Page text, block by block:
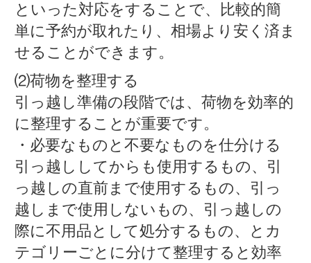
といった対応をすることで、比較的簡
単に予約が取れたり、相場より安く済ま
せることができます。
⑵荷物を整理する
引っ越し準備の段階では、荷物を効率的
に整理することが重要です。
・必要なものと不要なものを仕分ける
引っ越ししてからも使用するもの、引
っ越しの直前まで使用するもの、引っ
越しまで使用しないもの、引っ越しの
際に不用品として処分するもの、とカ
テゴリーごとに分けて整理すると効率